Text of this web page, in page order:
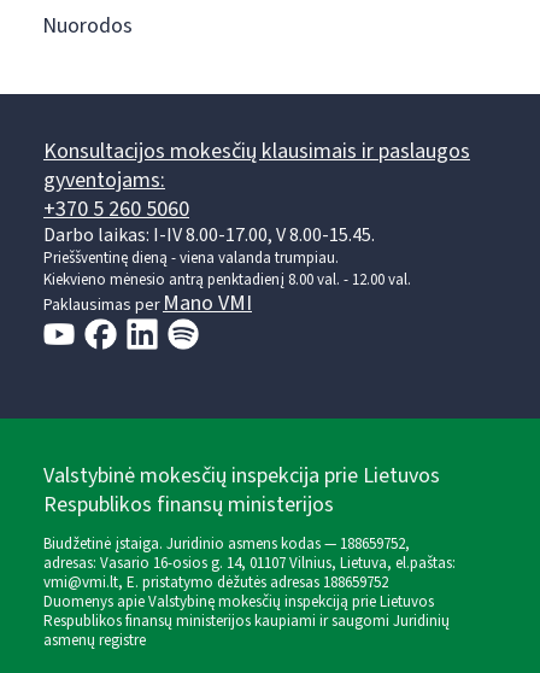
Nuorodos
Konsultacijos mokesčių klausimais ir paslaugos
gyventojams:
+370 5 260 5060
Darbo laikas: I-IV 8.00-17.00, V 8.00-15.45.
Prieššventinę dieną - viena valanda trumpiau.
Kiekvieno mėnesio antrą penktadienį 8.00 val. - 12.00 val.
Paklausimas per Mano VMI
Valstybinė mokesčių inspekcija prie Lietuvos
Respublikos finansų ministerijos
Biudžetinė įstaiga. Juridinio asmens kodas — 188659752,
adresas: Vasario 16-osios g. 14, 01107 Vilnius, Lietuva, el.paštas:
vmi@vmi.lt, E. pristatymo dėžutės adresas 188659752
Duomenys apie Valstybinę mokesčių inspekciją prie Lietuvos
Respublikos finansų ministerijos kaupiami ir saugomi Juridinių
asmenų registre